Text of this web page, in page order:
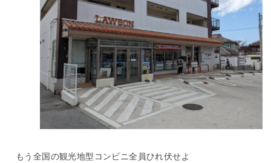
もう全国の観光地型コンビニ全員ひれ伏せよ